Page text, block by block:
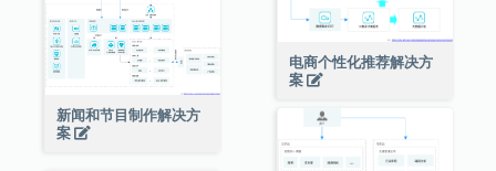
电商个性化推荐解决方
案
新闻和节目制作解决方
案